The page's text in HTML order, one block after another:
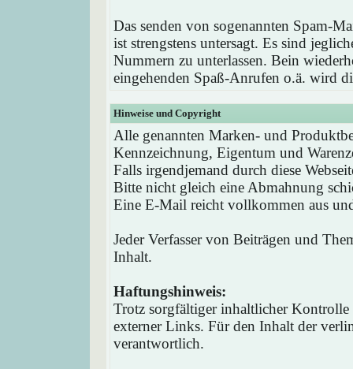
Das senden von sogenannten Spam-
ist strengstens untersagt. Es sind
Nummern zu unterlassen. Bein
eingehenden Spaß-Anrufen o.ä. wird
Hinweise und Copyright
Alle genannten Marken- und
Kennzeichnung, Eigentum und
Falls irgendjemand durch diese
Bitte nicht gleich eine Abmahnung
Eine E-Mail reicht vollkommen aus
Jeder Verfasser von Beiträgen und
Inhalt.
Haftungshinweis:
Trotz sorgfältiger inhaltlicher
externer Links. Für den Inhalt der
verantwortlich.